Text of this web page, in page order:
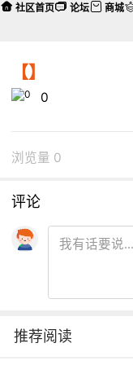
【】
0
浏览量 0
评论
推荐阅读
社区首页 论坛 商城